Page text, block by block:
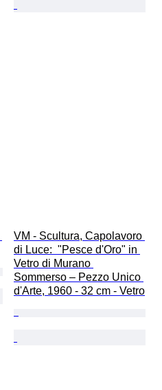
VM - Scultura, Capolavoro
di Luce:  "Pesce d'Oro" in
Vetro di Murano
Sommerso – Pezzo Unico
d'Arte, 1960 - 32 cm - Vetro